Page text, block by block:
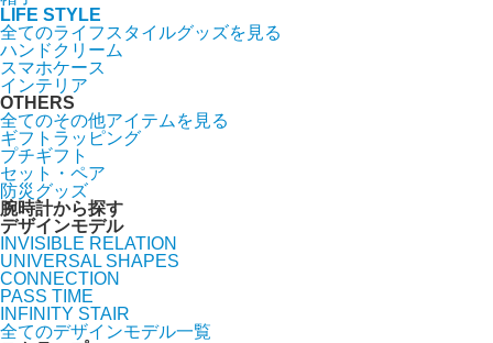
LIFE STYLE
全てのライフスタイルグッズを見る
ハンドクリーム
スマホケース
インテリア
OTHERS
全てのその他アイテムを見る
ギフトラッピング
プチギフト
セット・ペア
防災グッズ
腕時計から探す
デザインモデル
INVISIBLE RELATION
UNIVERSAL SHAPES
CONNECTION
PASS TIME
INFINITY STAIR
全てのデザインモデル一覧